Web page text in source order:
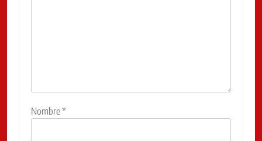
Nombre*